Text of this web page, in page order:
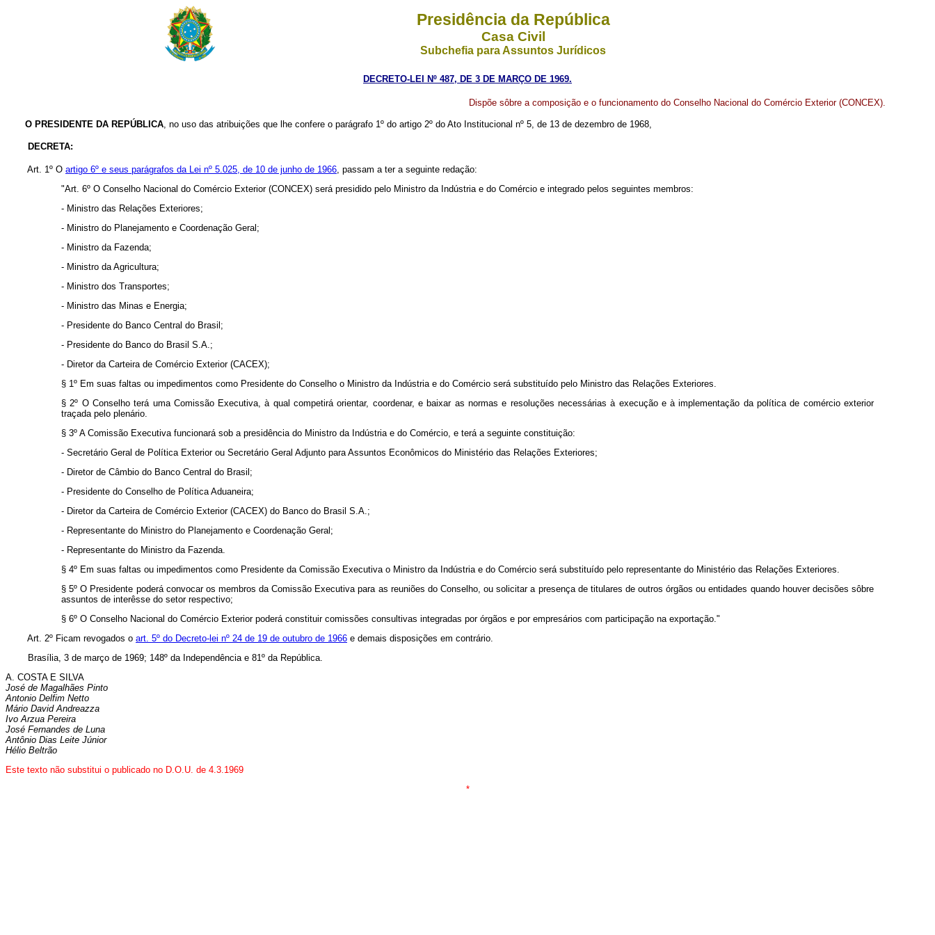
Presidência da República
Casa Civil
Subchefia para Assuntos Jurídicos
DECRETO-LEI Nº 487, DE 3 DE MARÇO DE 1969.
Dispõe sôbre a composição e o funcionamento do Conselho Nacional do Comércio Exterior (CONCEX).
O PRESIDENTE DA REPÚBLICA, no uso das atribuições que lhe confere o parágrafo 1º do artigo 2º do Ato Institucional nº 5, de 13 de dezembro de 1968,
DECRETA:
Art. 1º O artigo 6º e seus parágrafos da Lei nº 5.025, de 10 de junho de 1966 , passam a ter a seguinte redação:
"Art. 6º O Conselho Nacional do Comércio Exterior (CONCEX) será presidido pelo Ministro da Indústria e do Comércio e integrado pelos seguintes membros:
- Ministro das Relações Exteriores;
- Ministro do Planejamento e Coordenação Geral;
- Ministro da Fazenda;
- Ministro da Agricultura;
- Ministro dos Transportes;
- Ministro das Minas e Energia;
- Presidente do Banco Central do Brasil;
- Presidente do Banco do Brasil S.A.;
- Diretor da Carteira de Comércio Exterior (CACEX);
§ 1º Em suas faltas ou impedimentos como Presidente do Conselho o Ministro da Indústria e do Comércio será substituído pelo Ministro das Relações Exteriores.
§ 2º O Conselho terá uma Comissão Executiva, à qual competirá orientar, coordenar, e baixar as normas e resoluções necessárias à execução e à implementação da política de comércio exterior
traçada pelo plenário.
§ 3º A Comissão Executiva funcionará sob a presidência do Ministro da Indústria e do Comércio, e terá a seguinte constituição:
- Secretário Geral de Política Exterior ou Secretário Geral Adjunto para Assuntos Econômicos do Ministério das Relações Exteriores;
- Diretor de Câmbio do Banco Central do Brasil;
- Presidente do Conselho de Política Aduaneira;
- Diretor da Carteira de Comércio Exterior (CACEX) do Banco do Brasil S.A.;
- Representante do Ministro do Planejamento e Coordenação Geral;
- Representante do Ministro da Fazenda.
§ 4º Em suas faltas ou impedimentos como Presidente da Comissão Executiva o Ministro da Indústria e do Comércio será substituído pelo representante do Ministério das Relações Exteriores.
§ 5º O Presidente poderá convocar os membros da Comissão Executiva para as reuniões do Conselho, ou solicitar a presença de titulares de outros órgãos ou entidades quando houver decisões sôbre
assuntos de interêsse do setor respectivo;
§ 6º O Conselho Nacional do Comércio Exterior poderá constituir comissões consultivas integradas por órgãos e por empresários com participação na exportação."
Art. 2º Ficam revogados o art. 5º do Decreto-lei nº 24 de 19 de outubro de 1966 e demais disposições em contrário.
Brasília, 3 de março de 1969; 148º da Independência e 81º da República.
A. COSTA E SILVA
José de Magalhães Pinto
Antonio Delfim Netto
Mário David Andreazza
Ivo Arzua Pereira
José Fernandes de Luna
Antônio Dias Leite Júnior
Hélio Beltrão
Este texto não substitui o publicado no D.O.U. de 4.3.1969
*